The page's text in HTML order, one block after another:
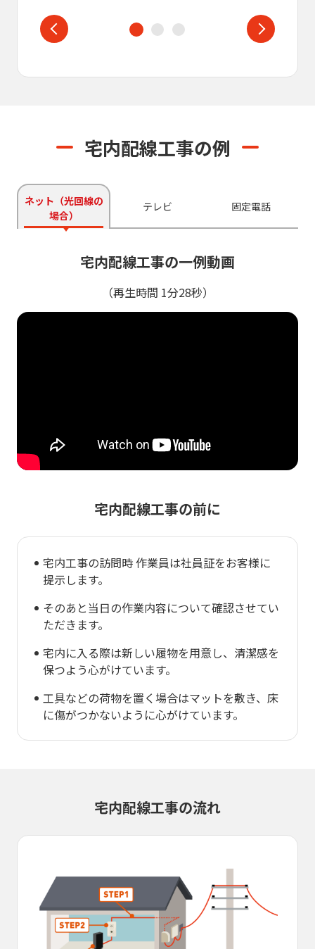
宅内配線工事の例
ネット（光回線の
場合）
テレビ 固定電話
宅内配線工事の一例動画
（再生時間 1分28秒）
宅内配線工事の前に
宅内工事の訪問時 作業員は社員証をお客様に
提示します。
そのあと当日の作業内容について確認させてい
ただきます。
宅内に入る際は新しい履物を用意し、清潔感を
保つよう心がけています。
工具などの荷物を置く場合はマットを敷き、床
に傷がつかないように心がけています。
宅内配線工事の流れ